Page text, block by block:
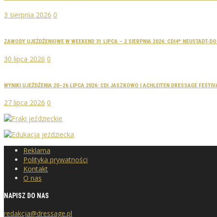
3 sierpnia 2026 0
ZAWODY UJEŻDŻENIOWE W WEEKEND 31 LIPCA – 2 SIERPNIA 2026: CDI4* NEUSTADT-
30 lipca 2026 0
WYNIKI UJEŻDŻENIA 20–26 LIPCA 2026: CDI JASZKOWO I ACHLEITEN DRESSAGE
27 lipca 2026 0
Reklama
Polityka prywatności
Kontakt
O nas
NAPISZ DO NAS
redakcja@dressage.pl